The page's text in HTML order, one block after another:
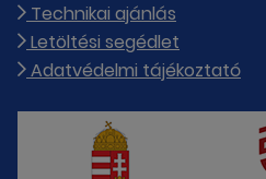
Technikai ajánlás
Letöltési segédlet
Adatvédelmi tájékoztató